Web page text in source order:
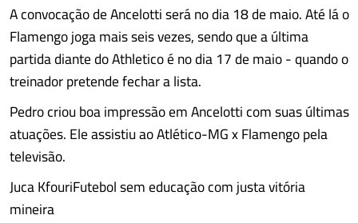
A convocação de Ancelotti será no dia 18 de maio. Até lá o
Flamengo joga mais seis vezes, sendo que a última
partida diante do Athletico é no dia 17 de maio - quando o
treinador pretende fechar a lista.
Pedro criou boa impressão em Ancelotti com suas últimas
atuações. Ele assistiu ao Atlético-MG x Flamengo pela
televisão.
Juca KfouriFutebol sem educação com justa vitória
mineira